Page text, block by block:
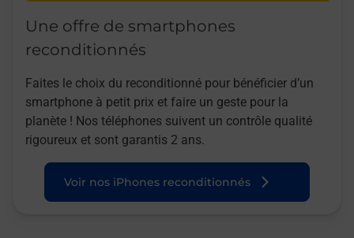
Une offre de smartphones
reconditionnés
Faites le choix du reconditionné pour bénéficier d’un
smartphone à petit prix et faire un geste pour la
planète ! Nos téléphones suivent un contrôle qualité
rigoureux et sont garantis 2 ans.
Voir nos iPhones reconditionnés